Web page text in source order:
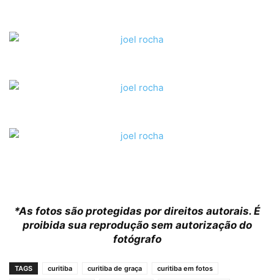
*As fotos são protegidas por direitos autorais. É
proibida sua reprodução sem autorização do
fotógrafo
TAGS curitiba curitiba de graça
curitiba em fotos